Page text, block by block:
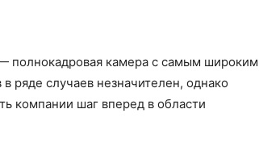
полнокадровая камера с самым широким
ряде случаев незначителен, однако
компании шаг вперед в области